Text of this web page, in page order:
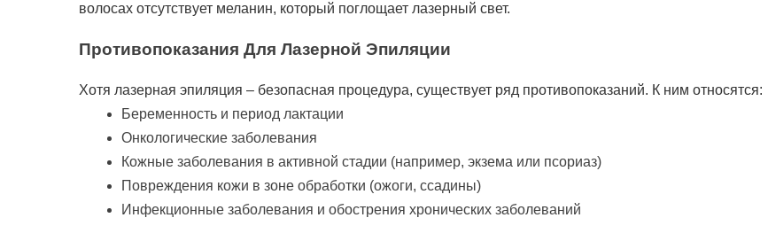
волосах отсутствует меланин, который поглощает лазерный свет.
Противопоказания Для Лазерной Эпиляции
Хотя лазерная эпиляция – безопасная процедура, существует ряд противопоказаний. К ним относятся:
Беременность и период лактации
Онкологические заболевания
Кожные заболевания в активной стадии (например, экзема или псориаз)
Повреждения кожи в зоне обработки (ожоги, ссадины)
Инфекционные заболевания и обострения хронических заболеваний